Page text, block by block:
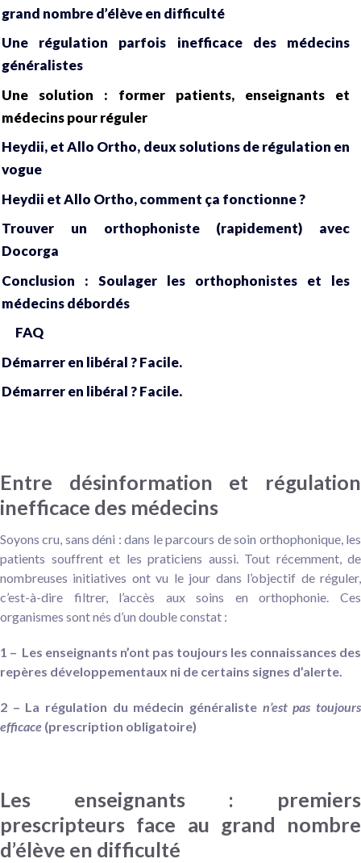
grand nombre d’élève en difficulté
Une régulation parfois inefficace des médecins
généralistes
Une solution : former patients, enseignants et
médecins pour réguler
Heydii, et Allo Ortho, deux solutions de régulation en
vogue
Heydii et Allo Ortho, comment ça fonctionne ?
Trouver un orthophoniste (rapidement) avec
Docorga
Conclusion : Soulager les orthophonistes et les
médecins débordés
FAQ
Démarrer en libéral ? Facile.
Démarrer en libéral ? Facile.
Entre désinformation et régulation
inefficace des médecins
Soyons cru, sans déni : dans le parcours de soin orthophonique, les
patients souffrent et les praticiens aussi. Tout récemment, de
nombreuses initiatives ont vu le jour dans l’objectif de réguler,
c’est-à-dire filtrer, l’accès aux soins en orthophonie. Ces
organismes sont nés d’un double constat :
1 – Les enseignants n’ont pas toujours les connaissances des
repères développementaux ni de certains signes d’alerte.
2 – La régulation du médecin généraliste n’est pas toujours
efficace (prescription obligatoire)
Les enseignants : premiers
prescripteurs face au grand nombre
d’élève en difficulté